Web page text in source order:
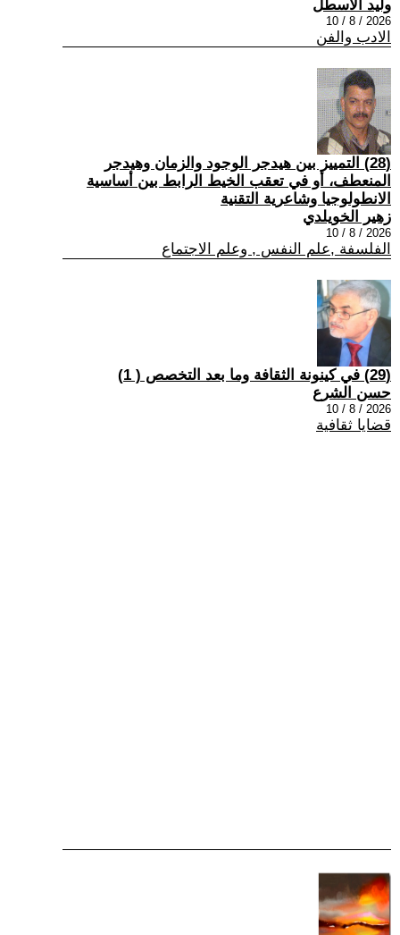
وليد الأسطل
2026 / 8 / 10
الادب والفن
(28) التمييز بين هيدجر الوجود والزمان وهيدجر
المنعطف، أو في تعقب الخيط الرابط بين أساسية
الانطولوجيا وشاعرية التقنية
زهير الخويلدي
2026 / 8 / 10
الفلسفة ,علم النفس , وعلم الاجتماع
(29) في كينونة الثقافة وما بعد التخصص ( 1)
حسن الشرع
2026 / 8 / 10
قضايا ثقافية